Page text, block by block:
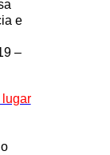
e
–
lugar